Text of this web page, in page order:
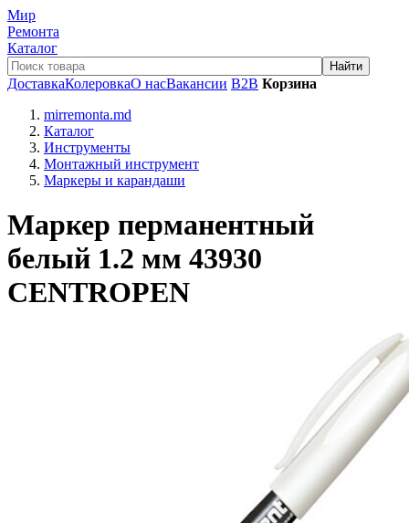
Мир
Ремонта
Каталог
ДоставкаКолеровкаО насВакансии B2B Корзина
mirremonta.md
Каталог
Инструменты
Монтажный инструмент
Маркеры и карандаши
Маркер перманентный
белый 1.2 мм 43930
CENTROPEN